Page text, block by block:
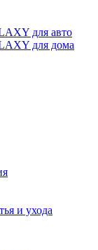
для авто
для дома
и ухода